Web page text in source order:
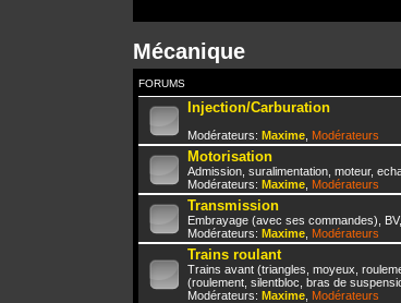
Mécanique
FORUMS
Injection/Carburation
Modérateurs: Maxime Modérateurs
Motorisation
Admission, suralimentation, moteur,
Modérateurs: Maxime Modérateurs
Transmission
Embrayage (avec ses commandes),
Modérateurs: Maxime Modérateurs
Trains roulant
Trains avant (triangles, moyeux,
(roulement, silentbloc, bras de
Modérateurs: Maxime Modérateurs